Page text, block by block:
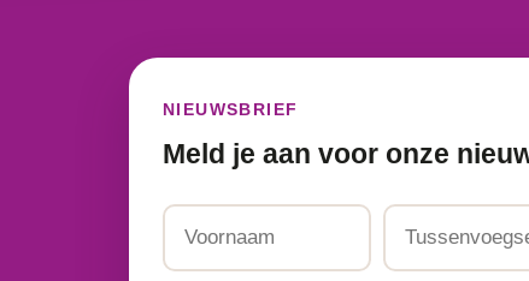
NIEUWSBRIEF
Meld je aan voor onze